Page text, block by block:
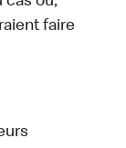
faire